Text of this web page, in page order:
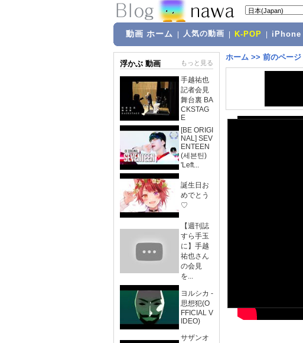
動画 ホーム 人気の動画 K-POP iPhone
浮かぶ 動画 もっと見る
手越祐也
記者会見
舞台裏 BA
CKSTAG
E
[BE ORIGI
NAL] SEV
ENTEEN
(세븐틴)
'Left...
誕生日お
めでとう
♡
【週刊誌
すら手玉
に】手越
祐也さん
の会見
を...
ヨルシカ -
思想犯(O
FFICIAL V
IDEO)
サザンオ
ホーム >> 前のページ